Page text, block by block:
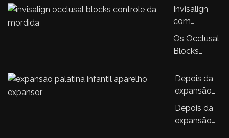
saúde
precisam
ser
tratadas
ortodontia
em
cresceu
nos
anos.…
Invisalign
com
Occlusal
Blocks: a
que amplia
o controle
da mordida
no
Os Occlusal
Blocks
uma
evolução no
Invisalign,
trazendo…
Depois da
expansão
palatina, o
que
acontece?
Depois da
expansão